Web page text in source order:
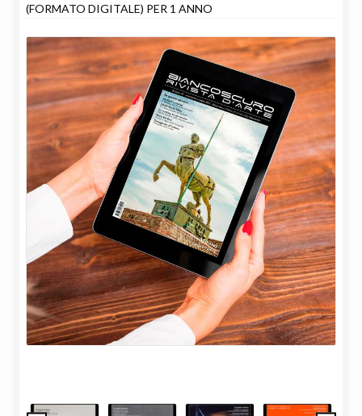
Cassa
Chi siamo
(FORMATO DIGITALE) PER 1 ANNO